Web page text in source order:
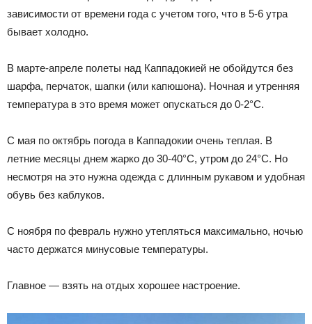
зависимости от времени года с учетом того, что в 5-6 утра
бывает холодно.
В марте-апреле полеты над Каппадокией не обойдутся без
шарфа, перчаток, шапки (или капюшона). Ночная и утренняя
температура в это время может опускаться до 0-2°C.
С мая по октябрь погода в Каппадокии очень теплая. В
летние месяцы днем жарко до 30-40°C, утром до 24°C. Но
несмотря на это нужна одежда с длинным рукавом и удобная
обувь без каблуков.
С ноября по февраль нужно утепляться максимально, ночью
часто держатся минусовые температуры.
Главное — взять на отдых хорошее настроение.